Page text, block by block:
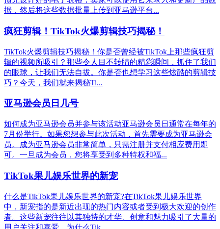
据，然后将这些数据批量上传到亚马逊平台...
疯狂剪辑！TikTok火爆剪辑技巧揭秘！
TikTok火爆剪辑技巧揭秘！你是否曾经被TikTok上那些疯狂剪
辑的视频所吸引？那些令人目不转睛的精彩瞬间，抓住了我们
的眼球，让我们无法自拔。你是否也想学习这些炫酷的剪辑技
巧？今天，我们就来揭秘Ti...
亚马逊会员日几号
如何成为亚马逊会员并参与该活动亚马逊会员日通常在每年的
7月份举行。如果您想参与此次活动，首先需要成为亚马逊会
员。成为亚马逊会员非常简单，只需注册并支付相应费用即
可。一旦成为会员，您将享受到多种特权和福...
TikTok果儿娱乐世界的新宠
什么是TikTok果儿娱乐世界的新宠?在TikTok果儿娱乐世界
中，新宠指的是新近出现的热门内容或者受到极大欢迎的创作
者。这些新宠往往以其独特的才华、创意和魅力吸引了大量的
用户关注和喜爱。为什么Tik...